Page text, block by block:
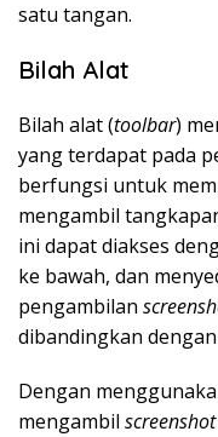
satu tangan.
Bilah Alat
Bilah alat (toolbar)
yang terdapat pada
berfungsi untuk
mengambil
ini dapat diakses
ke bawah, dan
pengambilan
dibandingkan
Dengan
mengambil screenshot